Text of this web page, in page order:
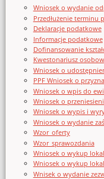
Wniosek o wydanie
Przedłużenie terminu
Deklaracje podatkowe
Informacje podatkowe
Dofinansowanie
Kwestonariusz
Wniosek o
PPF Wniosek o
Wniosek o wpis do
Wniosek o
Wniosek o wypis i
Wniosek o wydanie
Wzor_oferty
Wzor_sprawozdania
Wniosek o wykup
Wniosek o wykup
Wnisek o wydanie